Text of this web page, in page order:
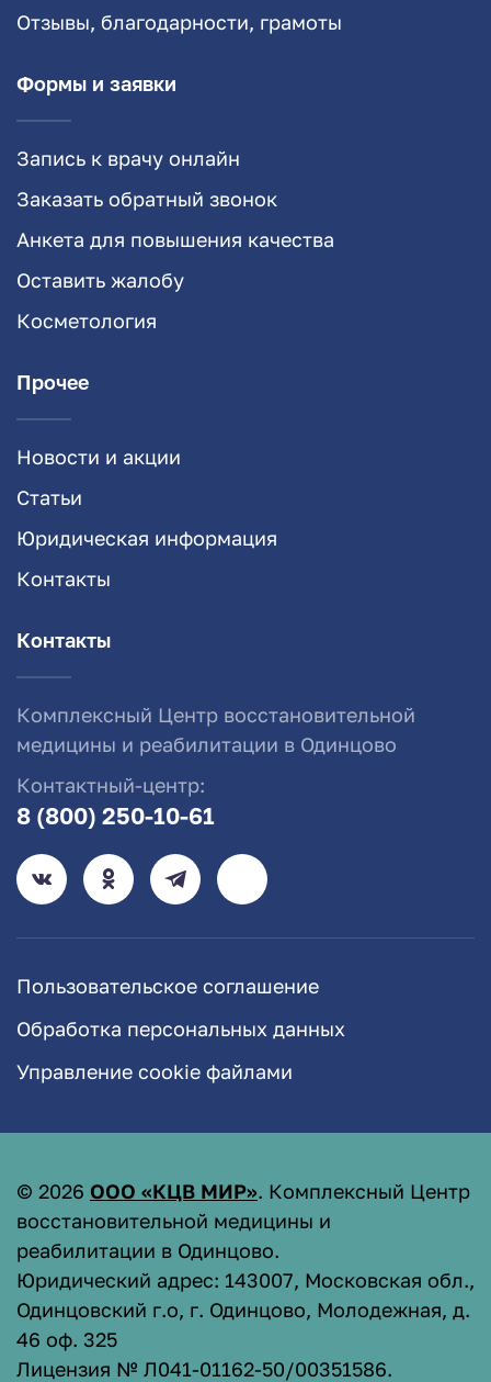
Отзывы, благодарности, грамоты
Формы и заявки
Запись к врачу онлайн
Заказать обратный звонок
Анкета для повышения качества
Оставить жалобу
Косметология
Прочее
Новости и акции
Статьи
Юридическая информация
Контакты
Контакты
Комплексный Центр восстановительной
медицины и реабилитации в Одинцово
Контактный-центр:
8 (800) 250-10-61
Пользовательское соглашение
Обработка персональных данных
Управление cookie файлами
© 2026 ООО «КЦВ МИР». Комплексный Центр
восстановительной медицины и
реабилитации в Одинцово.
Юридический адрес: 143007, Московская обл.,
Одинцовский г.о, г. Одинцово, Молодежная, д.
46 оф. 325
Лицензия № Л041-01162-50/00351586.